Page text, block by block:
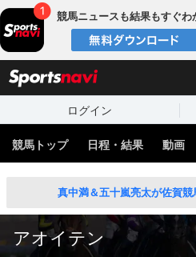
競馬ニュースも結果もすぐわ
ログイン
競馬トップ 日程・結果 動画
真中満＆五十嵐亮太が佐賀競
アオイテン